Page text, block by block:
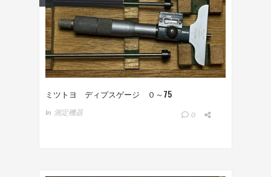
ミツトヨ ディプスゲージ ０～75
In 測定機器 0